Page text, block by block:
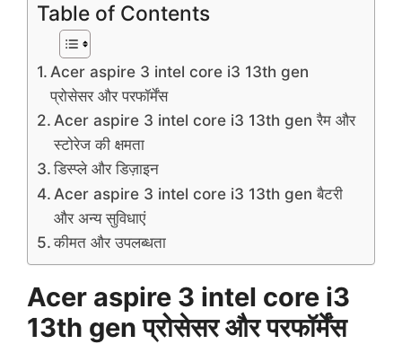
Table of Contents
Acer aspire 3 intel core i3 13th gen
प्रोसेसर और परफॉर्मेंस
Acer aspire 3 intel core i3 13th gen रैम और
स्टोरेज की क्षमता
डिस्प्ले और डिज़ाइन
Acer aspire 3 intel core i3 13th gen बैटरी
और अन्य सुविधाएं
कीमत और उपलब्धता
Acer aspire 3 intel core i3
13th gen प्रोसेसर और परफॉर्मेंस